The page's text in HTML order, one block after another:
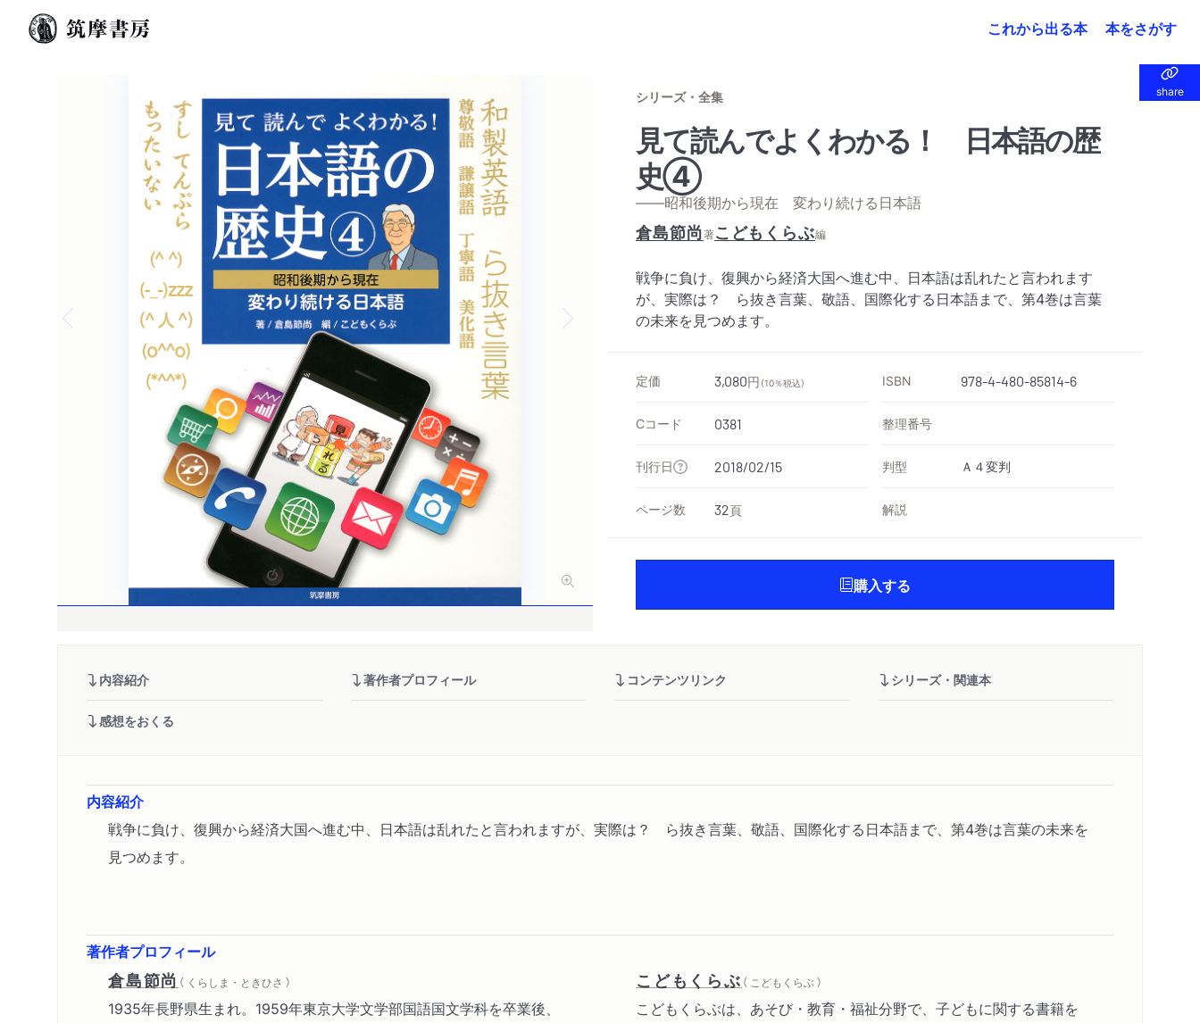
これから出る本 本をさがす
share
share
Previous slide
シリーズ・全集
見て読んでよくわかる！ 日本語の歴
史④
——昭和後期から現在 変わり続ける日本語
倉島節尚著こどもくらぶ編
戦争に負け、復興から経済大国へ進む中、日本語は乱れたと言われます
が、実際は？ ら抜き言葉、敬語、国際化する日本語まで、第4巻は言葉
の未来を見つめます。
定価 3,080円 （10％税込） ISBN 978-4-480-85814-6
Cコード 0381 整理番号
刊行日 2018/02/15 判型 Ａ４変判
ページ数 32頁 解説
購入する
内容紹介 著作者プロフィール コンテンツリンク シリーズ・関連本
感想をおくる
内容紹介
戦争に負け、復興から経済大国へ進む中、日本語は乱れたと言われますが、実際は？ ら抜き言葉、敬語、国際化する日本語まで、第4巻は言葉の未来を
見つめます。
著作者プロフィール
倉島節尚 （ くらしま・ときひさ ）
1935年長野県生まれ。1959年東京大学文学部国語国文学科を卒業後、
こどもくらぶ （ こどもくらぶ ）
こどもくらぶは、あそび・教育・福祉分野で、子どもに関する書籍を